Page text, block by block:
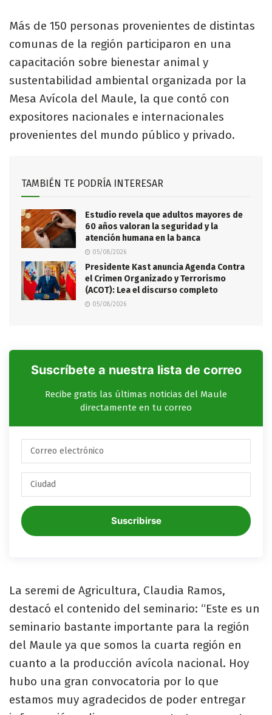
Más de 150 personas provenientes de distintas
comunas de la región participaron en una
capacitación sobre bienestar animal y
sustentabilidad ambiental organizada por la
Mesa Avícola del Maule, la que contó con
expositores nacionales e internacionales
provenientes del mundo público y privado.
TAMBIÉN TE PODRÍA INTERESAR
Estudio revela que adultos mayores de
60 años valoran la seguridad y la
atención humana en la banca
05/08/2026
Presidente Kast anuncia Agenda Contra
el Crimen Organizado y Terrorismo
(ACOT): Lea el discurso completo
05/08/2026
Suscríbete a nuestra lista de correo
Recibe gratis las últimas noticias del Maule
directamente en tu correo
Suscribirse
La seremi de Agricultura, Claudia Ramos,
destacó el contenido del seminario: “Este es un
seminario bastante importante para la región
del Maule ya que somos la cuarta región en
cuanto a la producción avícola nacional. Hoy
hubo una gran convocatoria por lo que
estamos muy agradecidos de poder entregar